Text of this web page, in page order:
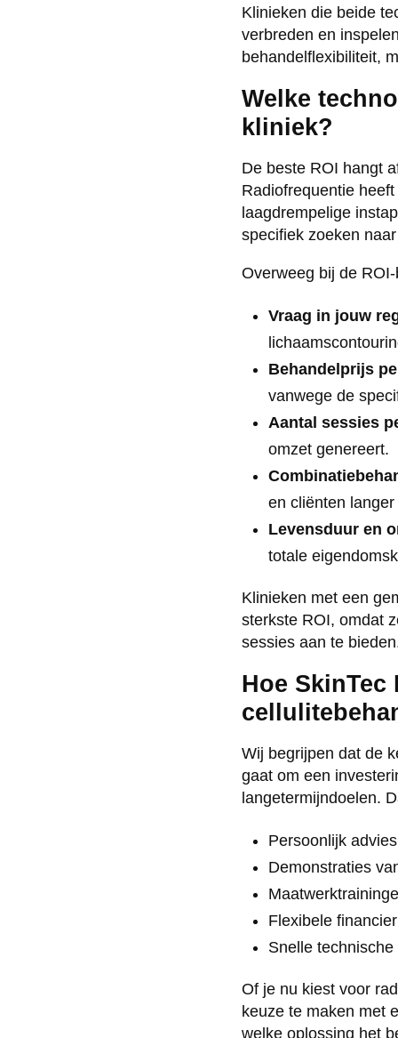
Klinieken die beide
verbreden en
behandelflexibiliteit,
Welke
kliniek?
De beste ROI hangt
Radiofrequentie
laagdrempelige
specifiek zoeken
Overweeg bij de
Vraag in jouw
Behandelprijs
vanwege de
Aantal sessies
omzet genereert.
en cliënten
Levensduur en
totale
Klinieken met een
sterkste ROI, omdat
sessies aan te
Hoe
Wij begrijpen dat de
gaat om een
langetermijndoelen.
Persoonlijk
Demonstraties
Flexibele
Snelle
Of je nu kiest voor
keuze te maken met
welke oplossing het